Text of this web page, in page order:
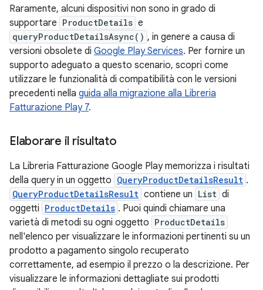
Raramente, alcuni dispositivi non sono in grado di
supportare ProductDetails e
queryProductDetailsAsync() , in genere a causa di
versioni obsolete di Google Play Services. Per fornire un
supporto adeguato a questo scenario, scopri come
utilizzare le funzionalità di compatibilità con le versioni
precedenti nella guida alla migrazione alla Libreria
Fatturazione Play 7.
Elaborare il risultato
La Libreria Fatturazione Google Play memorizza i risultati
della query in un oggetto QueryProductDetailsResult .
QueryProductDetailsResult contiene un List di
oggetti ProductDetails . Puoi quindi chiamare una
varietà di metodi su ogni oggetto ProductDetails
nell'elenco per visualizzare le informazioni pertinenti su un
prodotto a pagamento singolo recuperato
correttamente, ad esempio il prezzo o la descrizione. Per
visualizzare le informazioni dettagliate sui prodotti